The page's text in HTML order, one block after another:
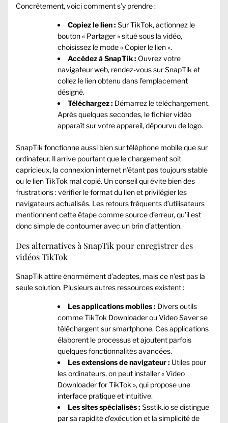
Concrètement, voici comment s’y prendre :
Copiez le lien : Sur TikTok, actionnez le
bouton « Partager » situé sous la vidéo,
choisissez le mode « Copier le lien ».
Accédez à SnapTik : Ouvrez votre
navigateur web, rendez-vous sur SnapTik et
collez le lien obtenu dans l’emplacement
désigné.
Téléchargez : Démarrez le téléchargement.
Après quelques secondes, le fichier vidéo
apparaît sur votre appareil, dépourvu de logo.
SnapTik fonctionne aussi bien sur téléphone mobile que sur
ordinateur. Il arrive pourtant que le chargement soit
capricieux, la connexion internet n’étant pas toujours stable
ou le lien TikTok mal copié. Un conseil qui évite bien des
frustrations : vérifier le format du lien et privilégier les
navigateurs actualisés. Les retours fréquents d’utilisateurs
mentionnent cette étape comme source d’erreur, qu’il est
donc simple de contourner avec un brin d’attention.
Des alternatives à SnapTik pour enregistrer des
vidéos TikTok
SnapTik attire énormément d’adeptes, mais ce n’est pas la
seule solution. Plusieurs autres ressources existent :
Les applications mobiles : Divers outils
comme TikTok Downloader ou Video Saver se
téléchargent sur smartphone. Ces applications
élaborent le processus et ajoutent parfois
quelques fonctionnalités avancées.
Les extensions de navigateur : Utiles pour
les ordinateurs, on peut installer « Video
Downloader for TikTok », qui propose une
interface pratique et intuitive.
Les sites spécialisés : Ssstik.io se distingue
par sa rapidité d’exécution et la simplicité de